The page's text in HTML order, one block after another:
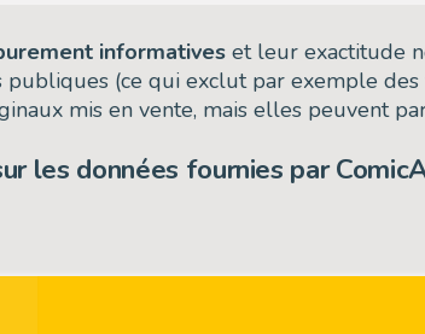
informatives et leur exactitude
(ce qui exclut par exemple des
mis en vente, mais elles peuvent
les données fournies par